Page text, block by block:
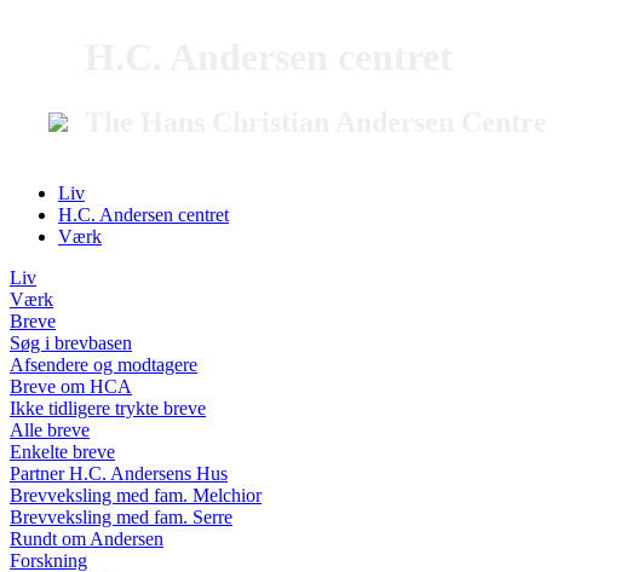
Liv
H.C. Andersen centret
Værk
Liv
Værk
Breve
Søg i brevbasen
Afsendere og modtagere
Breve om HCA
Ikke tidligere trykte breve
Alle breve
Enkelte breve
Partner H.C. Andersens Hus
Brevveksling med fam. Melchior
Brevveksling med fam. Serre
Rundt om Andersen
Forskning